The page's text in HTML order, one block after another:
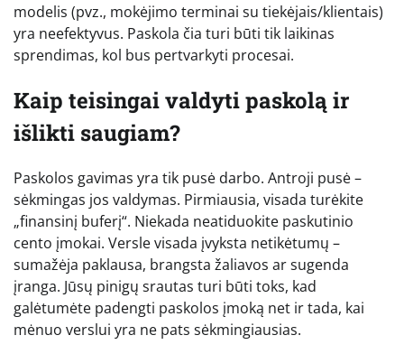
modelis (pvz., mokėjimo terminai su tiekėjais/klientais)
yra neefektyvus. Paskola čia turi būti tik laikinas
sprendimas, kol bus pertvarkyti procesai.
Kaip teisingai valdyti paskolą ir
išlikti saugiam?
Paskolos gavimas yra tik pusė darbo. Antroji pusė –
sėkmingas jos valdymas. Pirmiausia, visada turėkite
„finansinį buferį“. Niekada neatiduokite paskutinio
cento įmokai. Versle visada įvyksta netikėtumų –
sumažėja paklausa, brangsta žaliavos ar sugenda
įranga. Jūsų pinigų srautas turi būti toks, kad
galėtumėte padengti paskolos įmoką net ir tada, kai
mėnuo verslui yra ne pats sėkmingiausias.